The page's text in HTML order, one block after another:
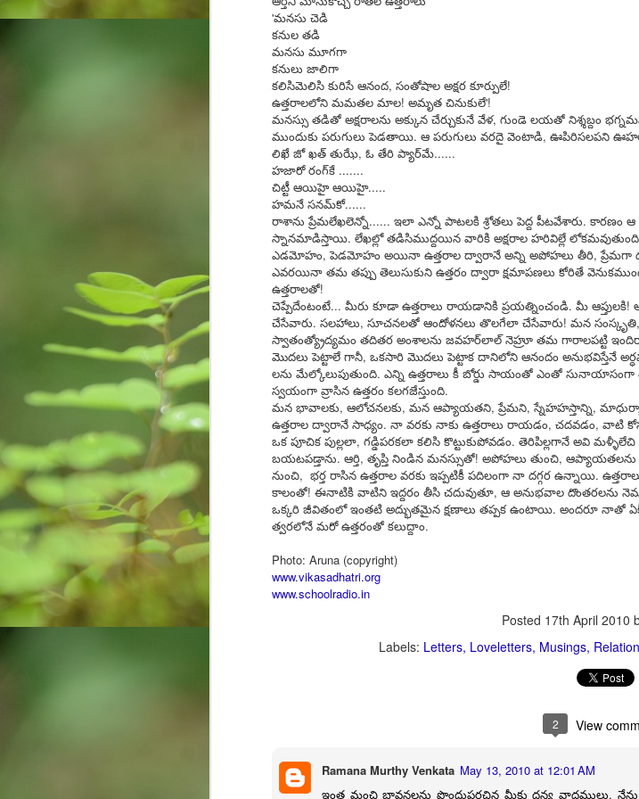
'మనసు చెడి
కనుల తడి
మనసు మూగగా
కనులు జాలిగా
కలిసిమెలిసి కురిసే ఆనంద, సంతోషాల అక్షర కూర్పులే!
ఉత్తరాలలోని మమతల మాల! అమృత చినుకులే'!
మనస్సు తడితో అక్షరాలను అక్కున చేర్చుకునే వేళ, గుండె లయతో నిశ్శబ్దం
ముందుకు పరుగులు పెడతాయి. ఆ పరుగులు వరదై వెంటాడి, ఊపిరిసలపని
లిఖే జో ఖత్‌ తుఝే, ఓ తేరి ప్యార్‌మే......
హజారో రంగ్‌కే .......
చిట్టీ ఆయిహై ఆయిహై.....
హమనే సనమ్‌కో......
రాశాను ప్రేమలేఖలెన్నో...... ఇలా ఎన్నో పాటలకి శ్రోతలు పెద్ద పీటవేశారు. కారణం
స్నానమాడిస్తాయి. లేఖల్లో తడిసిముద్దయిన వారికి అక్షరాల హరివిల్లే లోకమవుతుంది.
ఎడమోహం, పెడమోహం అయినా ఉత్తరాల ద్వారానే అన్ని అపోహలు తీరి, ప్రేమగా
ఎవరయినా తమ తప్పు తెలుసుకుని ఉత్తరం ద్వారా క్షమాపణలు కోరితే
ఉత్తరాలతో!
చెప్పేదేంటంటే... మీరు కూడా ఉత్తరాలు రాయడానికి ప్రయత్నించండి. మీ
చేసేవారు. సలహాలు, సూచనలతో ఆందోళనలు తొలగేలా చేసేవారు! మన సంస్కృతి,
స్వాతంత్య్రోద్యమం తదితర అంశాలను జవహర్‌లాల్‌ నెహ్రూ తమ గారాలపట్టి
మొదలు పెట్టాలే గానీ, ఒకసారి మొదలు పెట్టాక దానిలోని ఆనందం అనుభవిస్తేనే
లను మేల్కోలుపుతుంది. ఎన్ని ఉత్తరాలు కీ బోర్డు సాయంతో ఎంతో
స్వయంగా వ్రాసిన ఉత్తరం కలగజేస్తుంది.
మన భావాలకు, ఆలోచనలకు, మన ఆప్యాయతని, ప్రేమని, స్నేహహస్తాన్ని,
ఉత్తరాల ద్వారానే సాధ్యం. నా వరకు నాకు ఉత్తరాలు రాయడం, చదవడం, వాటి
ఒక పూచిక పుల్లలా, గడ్డిపరకలా కలిసి కొట్టుకుపోవడం. తెరిపిల్లగానే అవి
బయటపడ్తాను. ఆర్తి, తృప్తి నిండిన మనస్సుతో! అపోహలు తుంచి, ఆప్యాయతలను
నుంచి, భర్త రాసిన ఉత్తరాల వరకు ఇప్పటికీ పదిలంగా నా దగ్గర ఉన్నాయి.
కాలంతో! ఈనాటికి వాటిని ఇద్దరం తీసి చదువుతూ, ఆ అనుభవాల దొంతరలను
ఒక్కరి జీవితంలో ఇంతటి అద్భుతమైన క్షణాలు తప్పక ఉంటాయి. అందరూ నాతో
త్వరలోనే మరో ఉత్తరంతో కలుద్దాం.
Photo: Aruna (copyright)
www.vikasadhatri.org
www.schoolradio.in
Posted 17th April 2010
Labels: Letters Loveletters Musings
2 View
Ramana Murthy Venkata May 13, 2010 at 12:01 AM
ఇంత మంచి భావనలను పొందుపరచిన మీకు ధన్య వాదములు. నేను
ఎంత‌కాలం ఉంచుతారో తెలియ‌ని ప‌రిస్థితి! అక్క‌డ ఉంచినా,
వ‌చ్చే జీతం కుటుంబాన్ని పోషించ‌డానికి, అవ‌స‌రాలు
ఉంటుందా? ఈ చాలీచాల‌ని ఆదాయంతో ఎలా గ‌డ‌ప‌డం?
సొంతంగా ఉపాధి పొందితే ఎంత బాగుండు', 'మ‌న‌కు
మ‌న‌కు అనువైన స‌మ‌యంలో ఆఫీస్ కి వెళ్లే అవ‌కాశం
25
'Inspiring-30' Women In Vizag |
Founder Aruna Gali | జనగ...
of Vizag' . Had an opportunity to feature and
your time to watch this video.
30
Do your duty!
Chapter 2, Verse 47 of Bhagwad Gita says
कर्मण्येवाधिकारस्ते मा फलेषु कदाचन |
mā karma-phala-hetur bhūr mā te saṅgo
Do your duty and don’t bother about the results.
OCT Do you know?
As per the key facts published by
Almost half of schools lack a handwashing
Roughly 32% of health-care facilities lack hand